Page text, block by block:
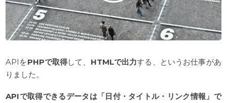
k
APIをPHPで取得して、 HTMLで出力する、というお仕事があ
りました。
APIで取得できるデータは「日付・タイトル・リンク情報」で